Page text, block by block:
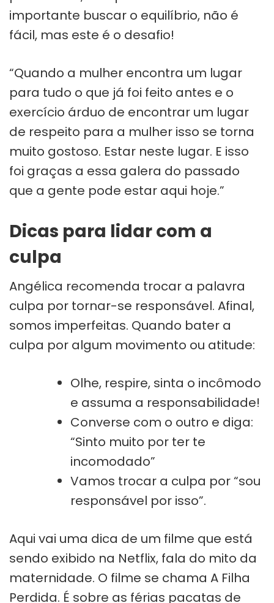
importante buscar o equilíbrio, não é
fácil, mas este é o desafio!
“Quando a mulher encontra um lugar
para tudo o que já foi feito antes e o
exercício árduo de encontrar um lugar
de respeito para a mulher isso se torna
muito gostoso. Estar neste lugar. E isso
foi graças a essa galera do passado
que a gente pode estar aqui hoje.”
Dicas para lidar com a
culpa
Angélica recomenda trocar a palavra
culpa por tornar-se responsável. Afinal,
somos imperfeitas. Quando bater a
culpa por algum movimento ou atitude:
Olhe, respire, sinta o incômodo
e assuma a responsabilidade!
Converse com o outro e diga:
“Sinto muito por ter te
incomodado”
Vamos trocar a culpa por “sou
responsável por isso”.
Aqui vai uma dica de um filme que está
sendo exibido na Netflix, fala do mito da
maternidade. O filme se chama A Filha
Perdida. É sobre as férias pacatas de